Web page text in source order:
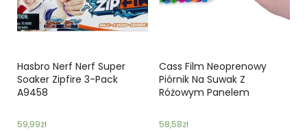
Hasbro Nerf Nerf Super
Soaker Zipfire 3-Pack
A9458
59,99zł
Cass Film Neoprenowy
Piórnik Na Suwak Z
Różowym Panelem
58,58zł